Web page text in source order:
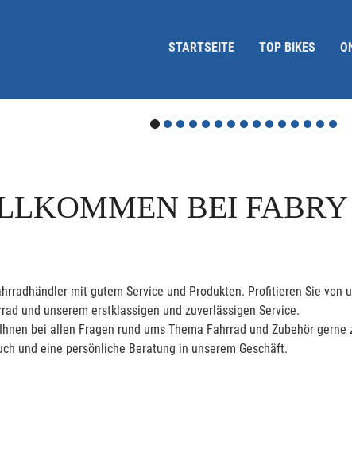
STARTSEITE TOP BIKES
BEI FABRY
mit gutem Service und Produkten. Profitieren Sie von
und unserem erstklassigen und zuverlässigen Service.
bei allen Fragen rund ums Thema Fahrrad und Zubehör gerne
und eine persönliche Beratung in unserem Geschäft.